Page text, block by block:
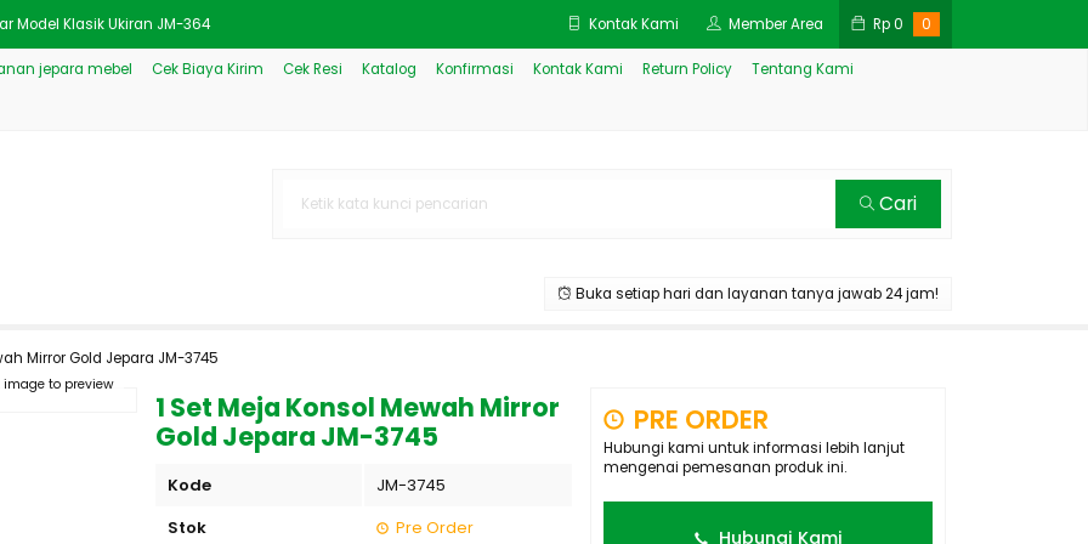
Model Klasik Ukiran JM-364
Modern Jepara JM-1469
Putih, Mewah dan Cantik
Mewah Klasik JM-
Elegan Jepara
Kontak Kami Member Area Rp0 0
jepara mebel Cek Biaya Kirim Cek Resi Katalog Konfirmasi Kontak Kami Return Policy Tentang Kami
Cari
Buka setiap hari dan layanan tanya jawab 24 jam!
Mirror Gold Jepara JM-3745
image to preview
1 Set Meja Konsol Mewah Mirror
Gold Jepara JM-3745
Kode
JM-3745
Stok
Pre Order
PRE ORDER
Hubungi kami untuk informasi lebih lanjut
mengenai pemesanan produk ini.
Hubungi Kami